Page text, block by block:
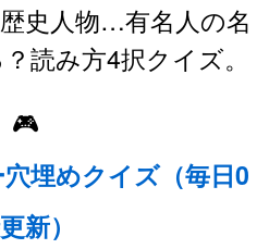
史人物…有名人の名
読み方4択クイズ。
🎮
埋めクイズ（毎日0
新）